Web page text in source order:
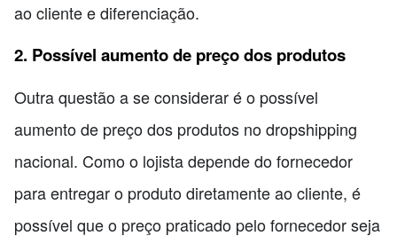
ao cliente e diferenciação.
2. Possível aumento de preço dos produtos
Outra questão a se considerar é o possível
aumento de preço dos produtos no dropshipping
nacional. Como o lojista depende do fornecedor
para entregar o produto diretamente ao cliente, é
possível que o preço praticado pelo fornecedor seja